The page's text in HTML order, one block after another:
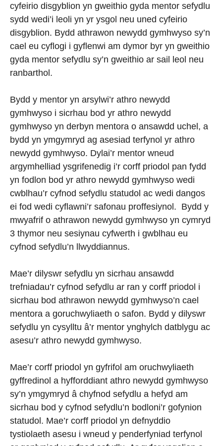
cyfeirio disgyblion yn gweithio gyda mentor sefydlu
sydd wedi’i leoli yn yr ysgol neu uned cyfeirio
disgyblion. Bydd athrawon newydd gymhwyso sy’n
cael eu cyflogi i gyflenwi am dymor byr yn gweithio
gyda mentor sefydlu sy’n gweithio ar sail leol neu
ranbarthol.
Bydd y mentor yn arsylwi’r athro newydd
gymhwyso i sicrhau bod yr athro newydd
gymhwyso yn derbyn mentora o ansawdd uchel, a
bydd yn ymgymryd ag asesiad terfynol yr athro
newydd gymhwyso. Dylai’r mentor wneud
argymhelliad ysgrifenedig i’r corff priodol pan fydd
yn fodlon bod yr athro newydd gymhwyso wedi
cwblhau’r cyfnod sefydlu statudol ac wedi dangos
ei fod wedi cyflawni’r safonau proffesiynol. Bydd y
mwyafrif o athrawon newydd gymhwyso yn cymryd
3 thymor neu sesiynau cyfwerth i gwblhau eu
cyfnod sefydlu’n llwyddiannus.
Mae’r dilyswr sefydlu yn sicrhau ansawdd
trefniadau’r cyfnod sefydlu ar ran y corff priodol i
sicrhau bod athrawon newydd gymhwyso’n cael
mentora a goruchwyliaeth o safon. Bydd y dilyswr
sefydlu yn cysylltu â’r mentor ynghylch datblygu ac
asesu’r athro newydd gymhwyso.
Mae’r corff priodol yn gyfrifol am oruchwyliaeth
gyffredinol a hyfforddiant athro newydd gymhwyso
sy’n ymgymryd â chyfnod sefydlu a hefyd am
sicrhau bod y cyfnod sefydlu’n bodloni’r gofynion
statudol. Mae’r corff priodol yn defnyddio
tystiolaeth asesu i wneud y penderfyniad terfynol